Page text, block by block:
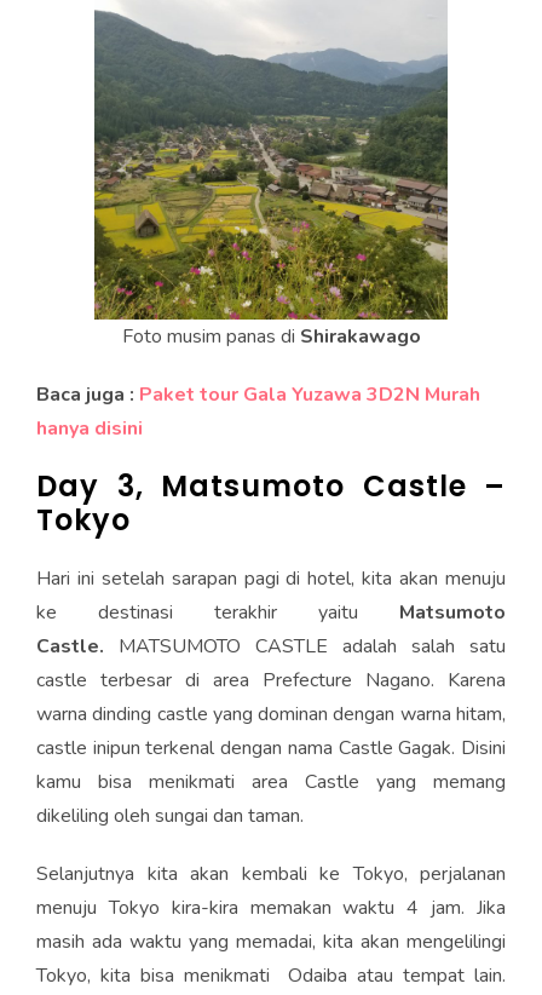
Foto musim panas di Shirakawago
Baca juga : Paket tour Gala Yuzawa 3D2N Murah
hanya disini
Day 3, Matsumoto Castle –
Tokyo
Hari ini setelah sarapan pagi di hotel, kita akan menuju
ke destinasi terakhir yaitu Matsumoto
Castle. MATSUMOTO CASTLE adalah salah satu
castle terbesar di area Prefecture Nagano. Karena
warna dinding castle yang dominan dengan warna hitam,
castle inipun terkenal dengan nama Castle Gagak. Disini
kamu bisa menikmati area Castle yang memang
dikeliling oleh sungai dan taman.
Selanjutnya kita akan kembali ke Tokyo, perjalanan
menuju Tokyo kira-kira memakan waktu 4 jam. Jika
masih ada waktu yang memadai, kita akan mengelilingi
Tokyo, kita bisa menikmati Odaiba atau tempat lain.